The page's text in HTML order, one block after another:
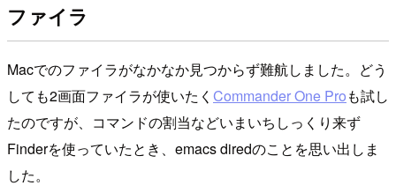
ファイラ
Macでのファイラがなかなか見つからず難航しました。どう
しても2画面ファイラが使いたく Commander One Proも試し
たのですが、コマンドの割当などいまいちしっくり来ず
Finderを使っていたとき、emacs diredのことを思い出しま
した。